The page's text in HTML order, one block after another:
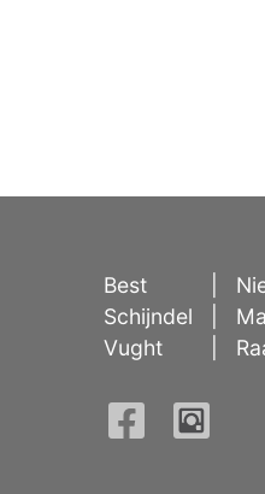
Best
Schijndel
Vught
FacebookInstagram